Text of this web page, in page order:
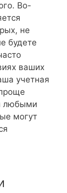
Во-
не
будете
ваших
учетная
любыми
могут